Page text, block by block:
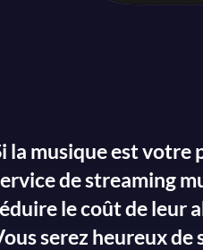
la musique est votre
de streaming
le coût de leur
serez heureux de